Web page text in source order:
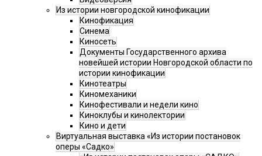
Из истории новгородской кинофикации
Кинофикация
Синема
Киносеть
Документы Государственного архива
новейшей истории Новгородской области по
истории кинофикации
Кинотеатры
Киномеханики
Кинофестивали и недели кино
Киноклубы и кинолектории
Кино и дети
Виртуальная выставка «Из истории постановок
оперы «Садко»